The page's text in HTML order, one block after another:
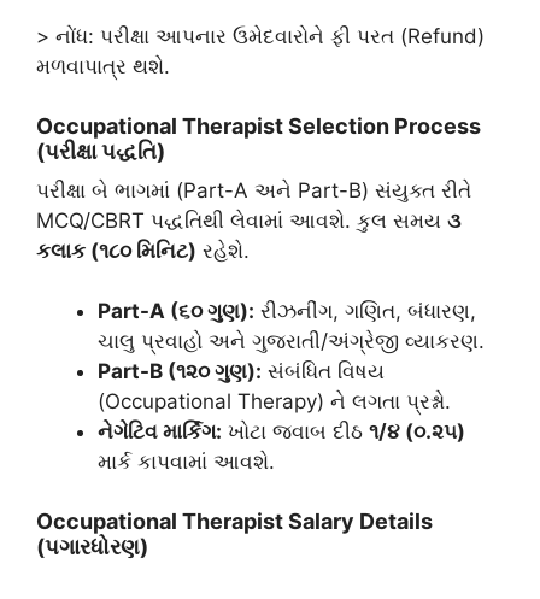
> નોંધ: પરીક્ષા આપનાર ઉમેદવારોને ફી પરત (Refund)
મળવાપાત્ર થશે.
Occupational Therapist Selection Process
(પરીક્ષા પદ્ધતિ)
​પરીક્ષા બે ભાગમાં (Part-A અને Part-B) સંયુક્ત રીતે
MCQ/CBRT પદ્ધતિથી લેવામાં આવશે. કુલ સમય ૩
કલાક (૧૮૦ મિનિટ) રહેશે.
Part-A (૬૦ ગુણ): રીઝનીંગ, ગણિત, બંધારણ,
ચાલુ પ્રવાહો અને ગુજરાતી/અંગ્રેજી વ્યાકરણ.
Part-B (૧૨૦ ગુણ): સંબંધિત વિષય
(Occupational Therapy) ને લગતા પ્રશ્નો.
નેગેટિવ માર્કિંગ: ખોટા જવાબ દીઠ ૧/૪ (૦.૨૫)
માર્ક કાપવામાં આવશે.
​Occupational Therapist Salary Details
(પગારધોરણ)